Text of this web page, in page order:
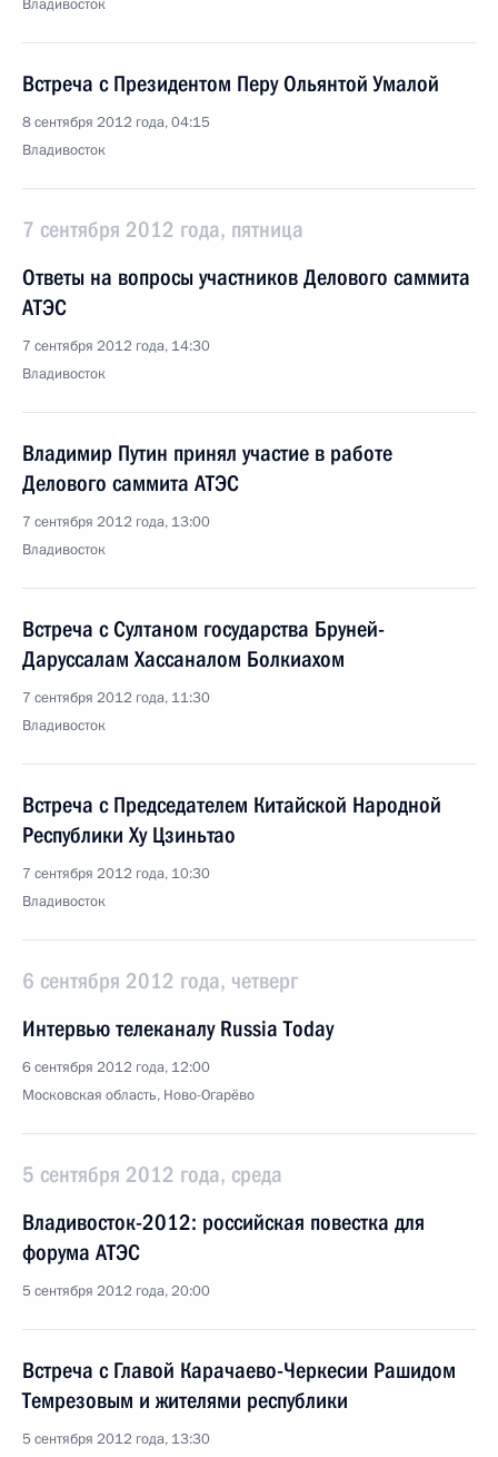
Владивосток
Встреча с Президентом Перу Ольянтой Умалой
8 сентября 2012 года, 04:15
Владивосток
7 сентября 2012 года, пятница
Ответы на вопросы участников Делового саммита
АТЭС
7 сентября 2012 года, 14:30
Владивосток
Владимир Путин принял участие в работе
Делового саммита АТЭС
7 сентября 2012 года, 13:00
Владивосток
Встреча с Султаном государства Бруней-
Даруссалам Хассаналом Болкиахом
7 сентября 2012 года, 11:30
Владивосток
Встреча с Председателем Китайской Народной
Республики Ху Цзиньтао
7 сентября 2012 года, 10:30
Владивосток
6 сентября 2012 года, четверг
Интервью телеканалу Russia Today
6 сентября 2012 года, 12:00
Московская область, Ново-Огарёво
5 сентября 2012 года, среда
Владивосток-2012: российская повестка для
форума АТЭС
5 сентября 2012 года, 20:00
Встреча с Главой Карачаево-Черкесии Рашидом
Темрезовым и жителями республики
5 сентября 2012 года, 13:30